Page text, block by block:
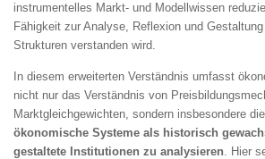
instrumentelles Markt- und Modellwissen
Fähigkeit zur Analyse, Reflexion und
Strukturen verstanden wird.
In diesem erweiterten Verständnis umfasst
nicht nur das Verständnis von
Marktgleichgewichten, sondern insbesondere
ökonomische Systeme als historisch
gestaltete Institutionen zu analysieren . Hier